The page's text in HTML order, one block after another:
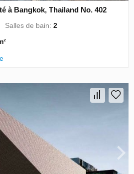
à Bangkok, Thailand No. 402
Salles de bain:2